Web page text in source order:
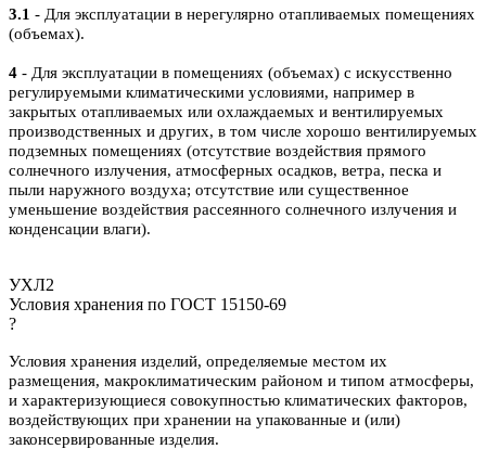
3.1 - Для эксплуатации в нерегулярно отапливаемых помещениях
(объемах).
4 - Для эксплуатации в помещениях (объемах) с искусственно
регулируемыми климатическими условиями, например в
закрытых отапливаемых или охлаждаемых и вентилируемых
производственных и других, в том числе хорошо вентилируемых
подземных помещениях (отсутствие воздействия прямого
солнечного излучения, атмосферных осадков, ветра, песка и
пыли наружного воздуха; отсутствие или существенное
уменьшение воздействия рассеянного солнечного излучения и
конденсации влаги).
УХЛ2
Условия хранения по ГОСТ 15150-69
?
Условия хранения изделий, определяемые местом их
размещения, макроклиматическим районом и типом атмосферы,
и характеризующиеся совокупностью климатических факторов,
воздействующих при хранении на упакованные и (или)
законсервированные изделия.